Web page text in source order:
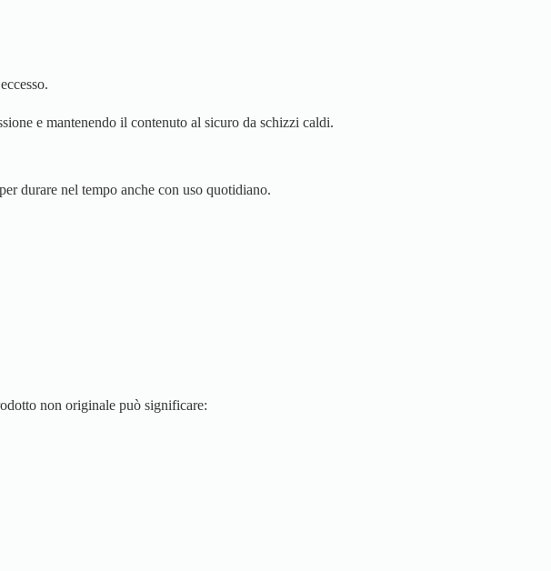
e mantenendo il contenuto al sicuro da schizzi caldi.
durare nel tempo anche con uso quotidiano.
non originale può significare: